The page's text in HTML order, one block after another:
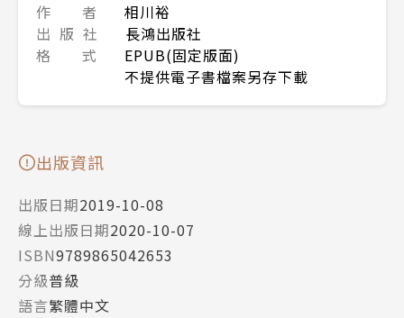
作 者
相川裕
出 版 社
長鴻出版社
格 式
EPUB(固定版面)
不提供電子書檔案另存下載
出版資訊
出版日期2019-10-08
線上出版日期2020-10-07
ISBN9789865042653
分級普級
語言繁體中文